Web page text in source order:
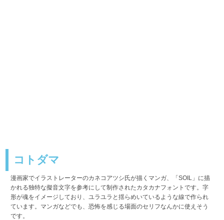
コトダマ
漫画家でイラストレーターのカネコアツシ氏が描くマンガ、「SOIL」に描
かれる独特な擬音文字を参考にして制作されたカタカナフォントです。字
形が魂をイメージしており、ユラユラと揺らめいているような線で作られ
ています。マンガなどでも、恐怖を感じる場面のセリフなんかに使えそう
です。